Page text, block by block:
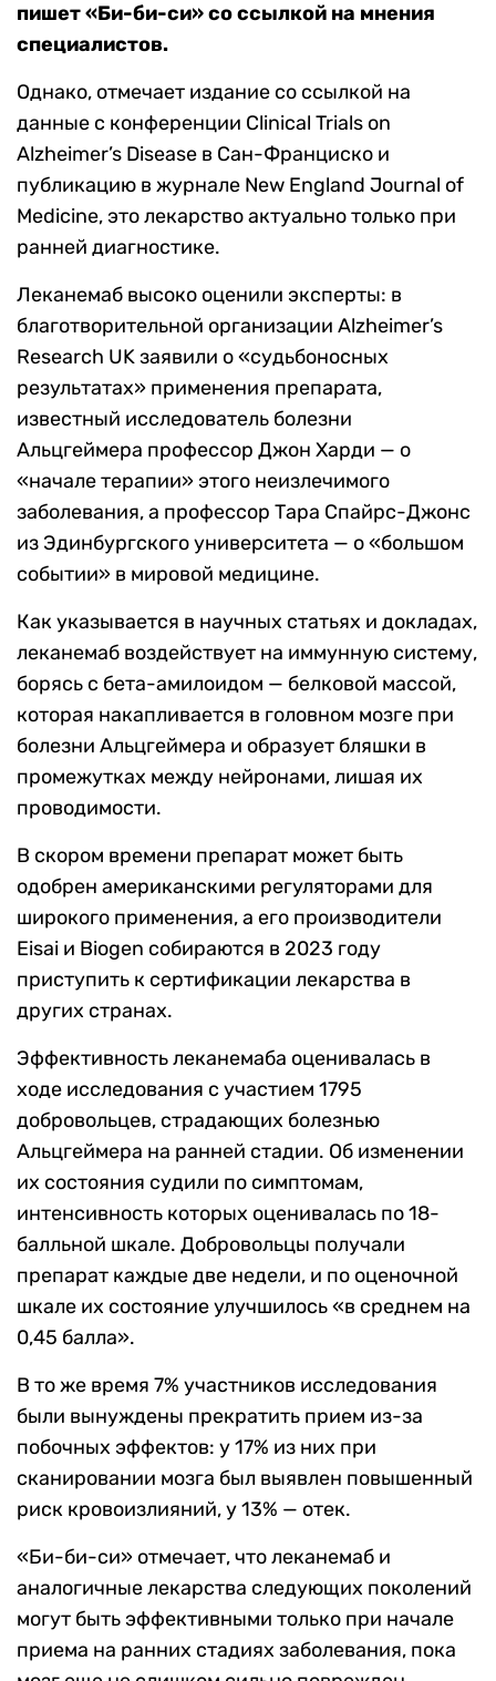
пишет «Би-би-си» со ссылкой на мнения
специалистов.
Однако, отмечает издание со ссылкой на
данные с конференции Clinical Trials on
Alzheimer’s Disease в Сан-Франциско и
публикацию в журнале New England Journal of
Medicine, это лекарство актуально только при
ранней диагностике.
Леканемаб высоко оценили эксперты: в
благотворительной организации Alzheimer’s
Research UK заявили о «судьбоносных
результатах» применения препарата,
известный исследователь болезни
Альцгеймера профессор Джон Харди — о
«начале терапии» этого неизлечимого
заболевания, а профессор Тара Спайрс-Джонс
из Эдинбургского университета — о «большом
событии» в мировой медицине.
Как указывается в научных статьях и докладах,
леканемаб воздействует на иммунную систему,
борясь с бета-амилоидом — белковой массой,
которая накапливается в головном мозге при
болезни Альцгеймера и образует бляшки в
промежутках между нейронами, лишая их
проводимости.
В скором времени препарат может быть
одобрен американскими регуляторами для
широкого применения, а его производители
Eisai и Biogen собираются в 2023 году
приступить к сертификации лекарства в
других странах.
Эффективность леканемаба оценивалась в
ходе исследования с участием 1795
добровольцев, страдающих болезнью
Альцгеймера на ранней стадии. Об изменении
их состояния судили по симптомам,
интенсивность которых оценивалась по 18-
балльной шкале. Добровольцы получали
препарат каждые две недели, и по оценочной
шкале их состояние улучшилось «в среднем на
0,45 балла».
В то же время 7% участников исследования
были вынуждены прекратить прием из-за
побочных эффектов: у 17% из них при
сканировании мозга был выявлен повышенный
риск кровоизлияний, у 13% — отек.
«Би-би-си» отмечает, что леканемаб и
аналогичные лекарства следующих поколений
могут быть эффективными только при начале
приема на ранних стадиях заболевания, пока